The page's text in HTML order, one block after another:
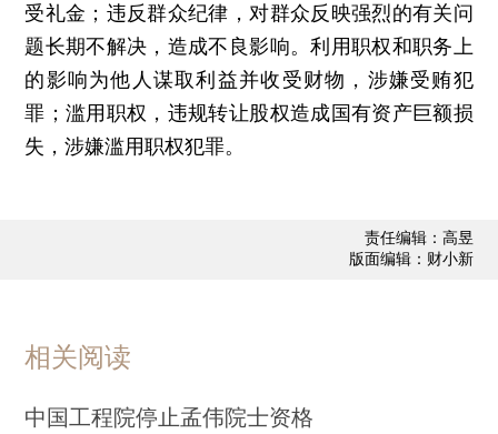
受礼金；违反群众纪律，对群众反映强烈的有关问
题长期不解决，造成不良影响。利用职权和职务上
的影响为他人谋取利益并收受财物，涉嫌受贿犯
罪；滥用职权，违规转让股权造成国有资产巨额损
失，涉嫌滥用职权犯罪。
责任编辑：高昱
版面编辑：财小新
相关阅读
中国工程院停止孟伟院士资格